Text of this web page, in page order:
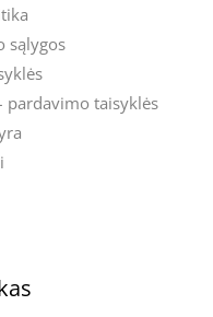
sąlygos
pardavimo taisyklės